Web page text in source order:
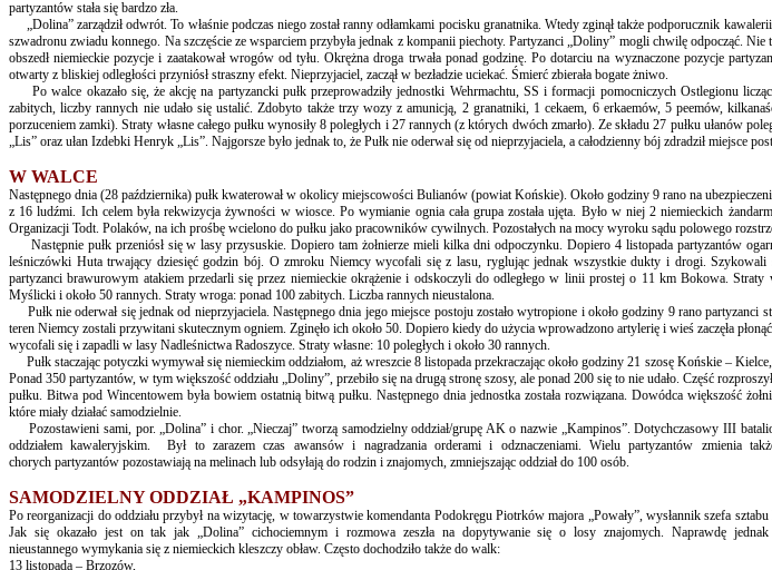
partyzantów stała się bardzo zła.
„Dolina” zarządził odwrót. To właśnie podczas niego został ranny odłamkami pocisku granatnika. Wtedy zginął także podporucznik
szwadronu zwiadu konnego. Na szczęście ze wsparciem przybyła jednak z kompanii piechoty. Partyzanci „Doliny” mogli chwilę odpocząć. Nie
obszedł niemieckie pozycje i zaatakował wrogów od tyłu. Okrężna droga trwała ponad godzinę. Po dotarciu na wyznaczone pozycje
otwarty z bliskiej odległości przyniósł straszny efekt. Nieprzyjaciel, zaczął w bezładzie uciekać. Śmierć zbierała bogate żniwo.
Po walce okazało się, że akcję na partyzancki pułk przeprowadziły jednostki Wehrmachtu, SS i formacji pomocniczych Ostlegionu
zabitych, liczby rannych nie udało się ustalić. Zdobyto także trzy wozy z amunicją, 2 granatniki, 1 cekaem, 6 erkaemów, 5 peemów,
porzuceniem zamki). Straty własne całego pułku wynosiły 8 poległych i 27 rannych (z których dwóch zmarło). Ze składu 27 pułku ułanów
„Lis” oraz ułan Izdebki Henryk „Lis”. Najgorsze było jednak to, że Pułk nie oderwał się od nieprzyjaciela, a całodzienny bój zdradził miejsce
W WALCE
Następnego dnia (28 października) pułk kwaterował w okolicy miejscowości Bulianów (powiat Końskie). Około godziny 9 rano na
z 16 ludźmi. Ich celem była rekwizycja żywności w wiosce. Po wymianie ognia cała grupa została ujęta. Było w niej 2 niemieckich
Organizacji Todt. Polaków, na ich prośbę wcielono do pułku jako pracowników cywilnych. Pozostałych na mocy wyroku sądu polowego
Następnie pułk przeniósł się w lasy przysuskie. Dopiero tam żołnierze mieli kilka dni odpoczynku. Dopiero 4 listopada partyzantów
leśniczówki Huta trwający dziesięć godzin bój. O zmroku Niemcy wycofali się z lasu, ryglując jednak wszystkie dukty i drogi. Szykowali
partyzanci brawurowym atakiem przedarli się przez niemieckie okrążenie i odskoczyli do odległego w linii prostej o 11 km Bokowa. Straty
Myślicki i około 50 rannych. Straty wroga: ponad 100 zabitych. Liczba rannych nieustalona.
Pułk nie oderwał się jednak od nieprzyjaciela. Następnego dnia jego miejsce postoju zostało wytropione i około godziny 9 rano partyzanci
teren Niemcy zostali przywitani skutecznym ogniem. Zginęło ich około 50. Dopiero kiedy do użycia wprowadzono artylerię i wieś zaczęła
wycofali się i zapadli w lasy Nadleśnictwa Radoszyce. Straty własne: 10 poległych i około 30 rannych.
Pułk staczając potyczki wymywał się niemieckim oddziałom, aż wreszcie 8 listopada przekraczając około godziny 21 szosę Końskie –
Ponad 350 partyzantów, w tym większość oddziału „Doliny”, przebiło się na drugą stronę szosy, ale ponad 200 się to nie udało. Część
pułku. Bitwa pod Wincentowem była bowiem ostatnią bitwą pułku. Następnego dnia jednostka została rozwiązana. Dowódca większość
które miały działać samodzielnie.
Pozostawieni sami, por. „Dolina” i chor. „Nieczaj” tworzą samodzielny oddział/grupę AK o nazwie „Kampinos”. Dotychczasowy III
oddziałem kawaleryjskim. Był to zarazem czas awansów i nagradzania orderami i odznaczeniami. Wielu partyzantów zmienia
chorych partyzantów pozostawiają na melinach lub odsyłają do rodzin i znajomych, zmniejszając oddział do 100 osób.
SAMODZIELNY ODDZIAŁ „KAMPINOS”
Po reorganizacji do oddziału przybył na wizytację, w towarzystwie komendanta Podokręgu Piotrków majora „Powały”, wysłannik szefa
Jak się okazało jest on tak jak „Dolina” cichociemnym i rozmowa zeszła na dopytywanie się o losy znajomych. Naprawdę
nieustannego wymykania się z niemieckich kleszczy obław. Często dochodziło także do walk:
13 listopada – Brzozów,